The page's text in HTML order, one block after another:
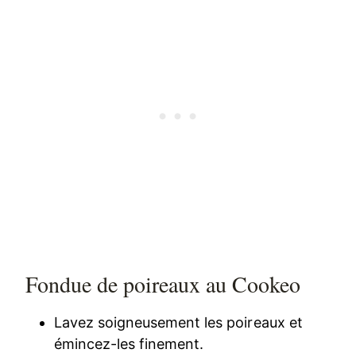
Fondue de poireaux au Cookeo
Lavez soigneusement les poireaux et
émincez-les finement.